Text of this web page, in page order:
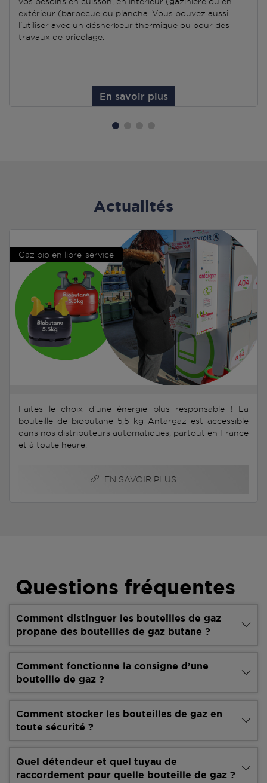
extérieur (barbecue ou plancha. Vous pouvez aussi
l'utiliser avec un désherbeur thermique ou pour des
travaux de bricolage.
En savoir plus
Actualités
Gaz bio en libre-service
Faites le choix d'une énergie plus responsable ! La
bouteille de biobutane 5,5 kg Antargaz est accessible
dans nos distributeurs automatiques, partout en France
et à toute heure.
EN SAVOIR PLUS
Questions fréquentes
Comment distinguer les bouteilles de gaz
propane des bouteilles de gaz butane ?
Comment fonctionne la consigne d’une
bouteille de gaz ?
Comment stocker les bouteilles de gaz en
toute sécurité ?
Quel détendeur et quel tuyau de
raccordement pour quelle bouteille de gaz ?